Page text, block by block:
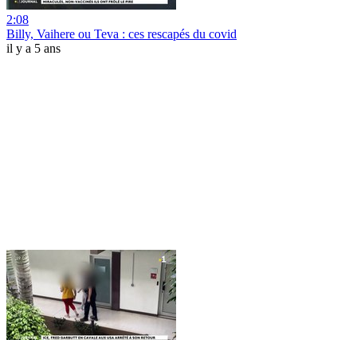
2:08
Billy, Vaihere ou Teva : ces rescapés du covid
il y a 5 ans